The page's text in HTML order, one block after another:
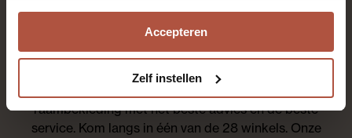
Accepteren
Zelf instellen
raambekleding met het beste advies en de beste
service. Kom langs in één van de 28 winkels. Onze